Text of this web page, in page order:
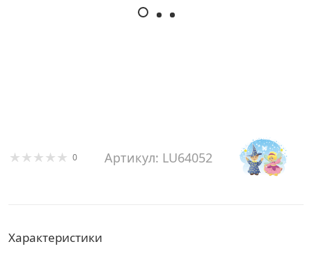
0 Артикул: LU64052
Характеристики